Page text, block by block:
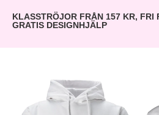
KLASSTRÖJOR FRÅN 157 KR, FRI
GRATIS DESIGNHJÄLP